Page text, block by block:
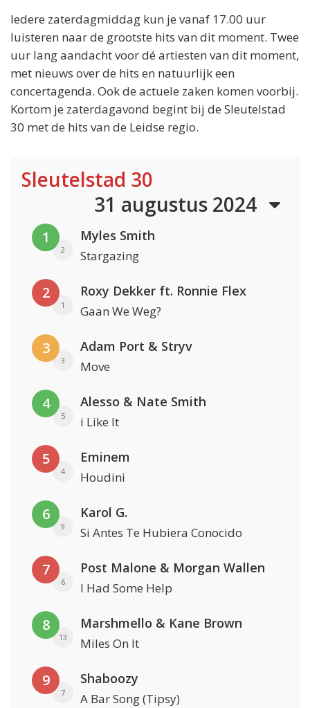
Iedere zaterdagmiddag kun je vanaf 17.00 uur
luisteren naar de grootste hits van dit moment. Twee
uur lang aandacht voor dé artiesten van dit moment,
met nieuws over de hits en natuurlijk een
concertagenda. Ook de actuele zaken komen voorbij.
Kortom je zaterdagavond begint bij de Sleutelstad
30 met de hits van de Leidse regio.
Sleutelstad 30
31 augustus 2024
1
2
Myles Smith
Stargazing
2
1
Roxy Dekker ft. Ronnie Flex
Gaan We Weg?
3
3
Adam Port & Stryv
Move
4
5
Alesso & Nate Smith
i Like It
5
4
Eminem
Houdini
6
9
Karol G.
Si Antes Te Hubiera Conocido
7
6
Post Malone & Morgan Wallen
I Had Some Help
8
13
Marshmello & Kane Brown
Miles On It
9
7
Shaboozy
A Bar Song (Tipsy)